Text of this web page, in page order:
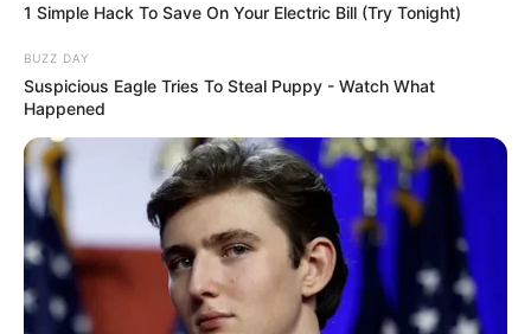
1 Simple Hack To Save On Your Electric Bill (Try Tonight)
BUZZ DAY
Suspicious Eagle Tries To Steal Puppy - Watch What
Happened